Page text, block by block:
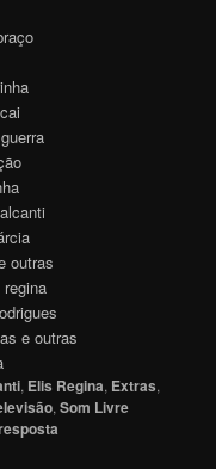
outras
e outras
, Elis Regina, Extras,
,Som Livre